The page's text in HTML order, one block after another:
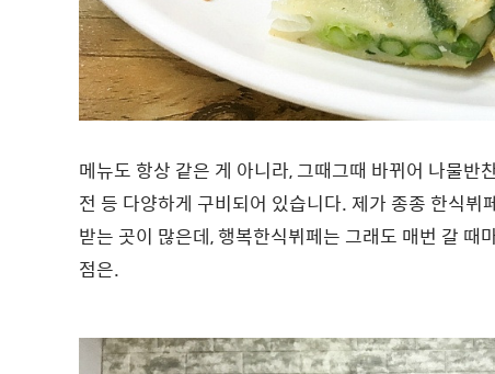
메뉴도 항상 같은 게 아니라, 그때그때 바뀌어 나물반
전 등 다양하게 구비되어 있습니다. 제가 종종 한식
받는 곳이 많은데, 행복한식뷔페는 그래도 매번 갈
점은.